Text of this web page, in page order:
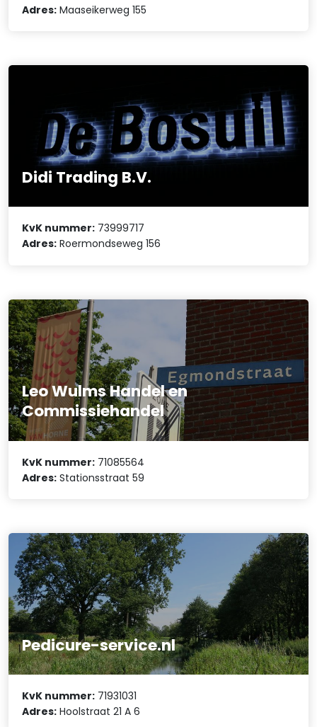
Adres: Maaseikerweg 155
Didi Trading B.V.
KvK nummer: 73999717
Adres: Roermondseweg 156
Leo Wulms Handel en
Commissiehandel
KvK nummer: 71085564
Adres: Stationsstraat 59
Pedicure-service.nl
KvK nummer: 71931031
Adres: Hoolstraat 21 A 6